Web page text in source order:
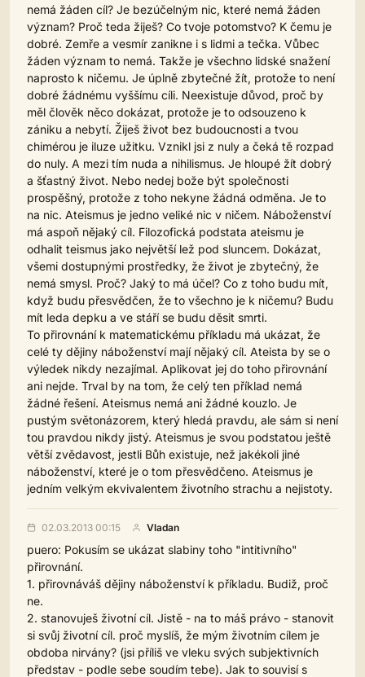
nemá žáden cíl? Je bezúčelným nic, které nemá žáden
význam? Proč teda žiješ? Co tvoje potomstvo? K čemu je
dobré. Zemře a vesmír zanikne i s lidmi a tečka. Vůbec
žáden význam to nemá. Takže je všechno lidské snažení
naprosto k ničemu. Je úplně zbytečné žít, protože to není
dobré žádnému vyššímu cíli. Neexistuje důvod, proč by
měl člověk něco dokázat, protože je to odsouzeno k
zániku a nebytí. Žiješ život bez budoucnosti a tvou
chimérou je iluze užitku. Vznikl jsi z nuly a čeká tě rozpad
do nuly. A mezi tím nuda a nihilismus. Je hloupé žít dobrý
a šťastný život. Nebo nedej bože být společnosti
prospěšný, protože z toho nekyne žádná odměna. Je to
na nic. Ateismus je jedno veliké nic v ničem. Náboženství
má aspoň nějaký cíl. Filozofická podstata ateismu je
odhalit teismus jako největší lež pod sluncem. Dokázat,
všemi dostupnými prostředky, že život je zbytečný, že
nemá smysl. Proč? Jaký to má účel? Co z toho budu mít,
když budu přesvědčen, že to všechno je k ničemu? Budu
mít leda depku a ve stáří se budu děsit smrti.
To přirovnání k matematickému příkladu má ukázat, že
celé ty dějiny náboženství mají nějaký cíl. Ateista by se o
výledek nikdy nezajímal. Aplikovat jej do toho přirovnání
ani nejde. Trval by na tom, že celý ten příklad nemá
žádné řešení. Ateismus nemá ani žádné kouzlo. Je
pustým světonázorem, který hledá pravdu, ale sám si není
tou pravdou nikdy jistý. Ateismus je svou podstatou ještě
větší zvědavost, jestli Bůh existuje, než jakékoli jiné
náboženství, které je o tom přesvědčeno. Ateismus je
jedním velkým ekvivalentem životního strachu a nejistoty.
02.03.2013 00:15 Vladan
puero: Pokusím se ukázat slabiny toho "intitivního"
přirovnání.
1. přirovnáváš dějiny náboženství k příkladu. Budiž, proč
ne.
2. stanovuješ životní cíl. Jistě - na to máš právo - stanovit
si svůj životní cíl. proč myslíš, že mým životním cílem je
obdoba nirvány? (jsi příliš ve vleku svých subjektivních
představ - podle sebe soudím tebe). Jak to souvisí s